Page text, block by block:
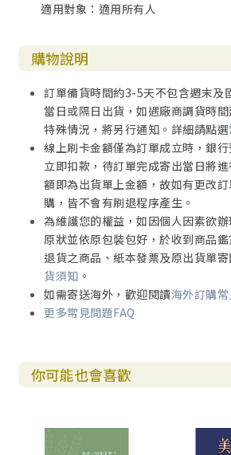
適用對象：適用所有人
購物說明
訂單備貨時間約3-5天不包含週末及
當日或隔日出貨，如遇廠商調貨時
特殊情況，將另行通知。詳細請點選
線上刷卡金額僅為訂單成立時，銀
立即扣款，待訂單完成寄出當日將
額即為出貨單上金額，故如有更改
購，皆不會有刷退程序產生。
為維護您的權益，如因個人因素欲
原狀並依原包裝包好，於收到商品
退貨之商品、紙本發票及原出貨單
貨須知 。
如需寄送海外，歡迎閱讀海外訂購
更多常見問題FAQ
你可能也會喜歡